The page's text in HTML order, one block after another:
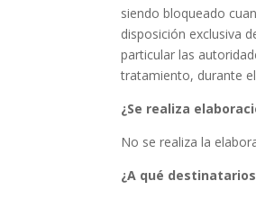
siendo bloqueado
disposición exclusiva
particular las
tratamiento, durante
¿Se realiza
No se realiza la
¿A qué